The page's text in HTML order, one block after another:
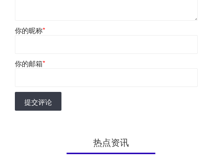
你的昵称*
你的邮箱*
提交评论
热点资讯